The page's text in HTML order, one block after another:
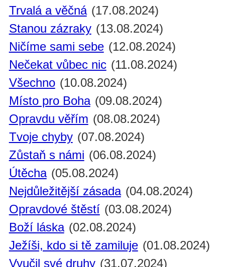
Trvalá a věčná (17.08.2024)
Stanou zázraky (13.08.2024)
Ničíme sami sebe (12.08.2024)
Nečekat vůbec nic (11.08.2024)
Všechno (10.08.2024)
Místo pro Boha (09.08.2024)
Opravdu věřím (08.08.2024)
Tvoje chyby (07.08.2024)
Zůstaň s námi (06.08.2024)
Útěcha (05.08.2024)
Nejdůležitější zásada (04.08.2024)
Opravdové štěstí (03.08.2024)
Boží láska (02.08.2024)
Ježíši, kdo si tě zamiluje (01.08.2024)
Vyučil své druhy (31.07.2024)